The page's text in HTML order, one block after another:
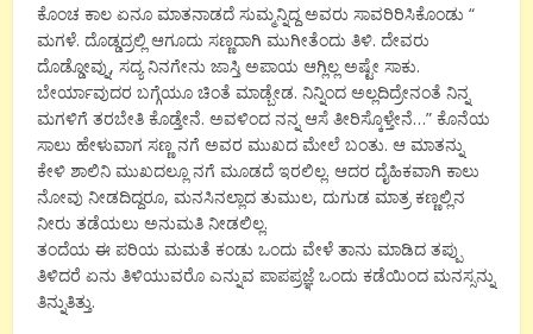
ಕೊಂಚ ಕಾಲ ಏನೂ ಮಾತನಾಡದೆ ಸುಮ್ಮನ್ನಿದ್ದ ಅವರು ಸಾವರಿರಿಸಿಕೊಂಡು “
ಮಗಳೆ. ದೊಡ್ಡದ್ರಲ್ಲಿ ಆಗೂದು ಸಣ್ಣದಾಗಿ ಮುಗೀತೆಂದು ತಿಳಿ. ದೇವರು
ದೊಡ್ಡೋವ್ನು, ಸದ್ಯ ನಿನಗೇನು ಜಾಸ್ತಿ ಅಪಾಯ ಆಗ್ಲಿಲ್ಲ ಅಷ್ಟೇ ಸಾಕು.
ಬೇರ್ಯಾವುದರ ಬಗ್ಗೆಯೂ ಚಿಂತೆ ಮಾಡ್ಬೇಡ. ನಿನ್ನಿಂದ ಅಲ್ಲದಿದ್ರೇನಂತೆ ನಿನ್ನ
ಮಗಳಿಗೆ ತರಬೇತಿ ಕೊಡ್ತೇನೆ. ಅವಳಿಂದ ನನ್ನ ಆಸೆ ತೀರಿಸ್ಕೊಳ್ತೇನೆ…” ಕೊನೆಯ
ಸಾಲು ಹೇಳುವಾಗ ಸಣ್ಣ ನಗೆ ಅವರ ಮುಖದ ಮೇಲೆ ಬಂತು. ಆ ಮಾತನ್ನು
ಕೇಳಿ ಶಾಲಿನಿ ಮುಖದಲ್ಲೂ ನಗೆ ಮೂಡದೆ ಇರಲಿಲ್ಲ. ಆದರ ದೈಹಿಕವಾಗಿ ಕಾಲು
ನೋವು ನೀಡದಿದ್ದರೂ, ಮನಸಿನಲ್ಲಾದ ತುಮುಲ, ದುಗುಡ ಮಾತ್ರ ಕಣ್ಣಲ್ಲಿನ
ನೀರು ತಡೆಯಲು ಅನುಮತಿ ನೀಡಲಿಲ್ಲ.
ತಂದೆಯ ಈ ಪರಿಯ ಮಮತೆ ಕಂಡು ಒಂದು ವೇಳೆ ತಾನು ಮಾಡಿದ ತಪ್ಪು
ತಿಳಿದರೆ ಏನು ತಿಳಿಯುವರೊ ಎನ್ನುವ ಪಾಪಪ್ರಜ್ಞೆ ಒಂದು ಕಡೆಯಿಂದ ಮನಸ್ಸನ್ನು
ತಿನ್ನುತಿತ್ತು.